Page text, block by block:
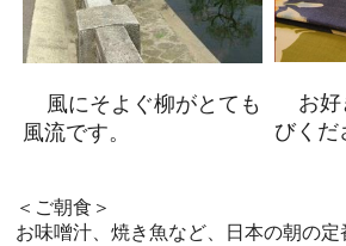
風にそよぐ柳がとても
風流です。
お好
びくだ
＜ご朝食＞
お味噌汁、焼き魚など、日本の朝の定